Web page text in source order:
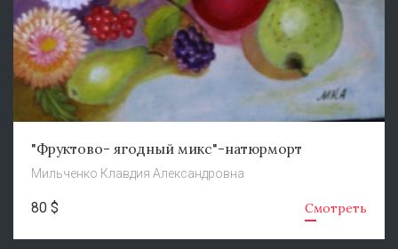
"Фруктово- ягодный микс"-натюрморт
Мильченко Клавдия Александровна
80 $ Смотреть